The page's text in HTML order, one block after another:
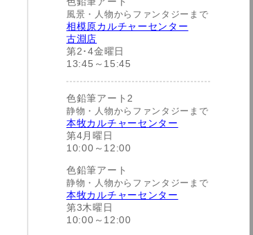
風景・人物からファンタジーまで
相模原カルチャーセンター
古淵店
第2･4金曜日
13:45～15:45
色鉛筆アート2
静物・人物からファンタジーまで
本牧カルチャーセンター
第4月曜日
10:00～12:00
色鉛筆アート
静物・人物からファンタジーまで
本牧カルチャーセンター
第3木曜日
10:00～12:00